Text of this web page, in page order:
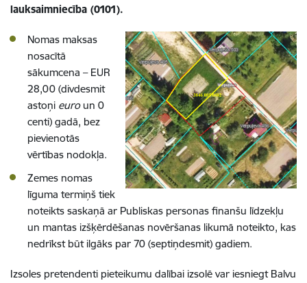
lauksaimniecība (0101).
Nomas maksas
nosacītā
sākumcena – EUR
28,00 (divdesmit
astoņi euroun 0
centi) gadā, bez
pievienotās
vērtības nodokļa.
Zemes nomas
līguma termiņš tiek
noteikts saskaņā ar Publiskas personas finanšu līdzekļu
un mantas izšķērdēšanas novēršanas likumā noteikto, kas
nedrīkst būt ilgāks par 70 (septiņdesmit) gadiem.
Izsoles pretendenti pieteikumu dalībai izsolē var iesniegt Balvu